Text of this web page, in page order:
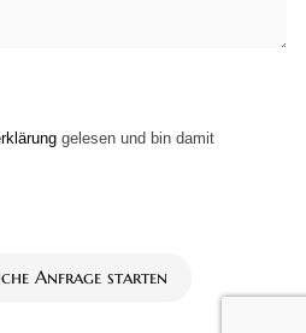
gelesen und bin damit
Anfrage starten